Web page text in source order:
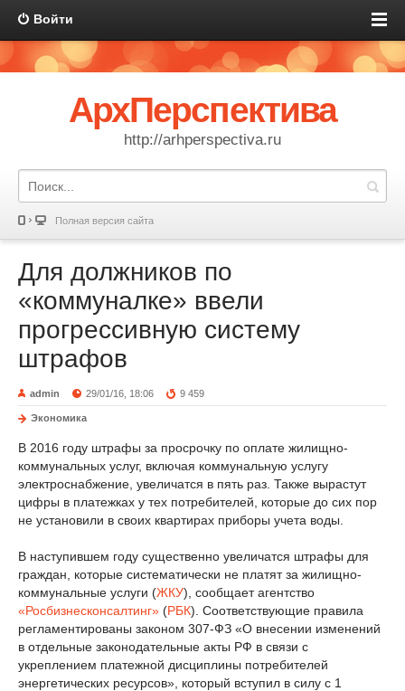
Войти
АрхПерспектива
http://arhperspectiva.ru
Полная версия сайта
Для должников по
«коммуналке» ввели
прогрессивную систему
штрафов
admin 29/01/16, 18:06 9 459
Экономика
В 2016 году штрафы за просрочку по оплате жилищно-
коммунальных услуг, включая коммунальную услугу
электроснабжение, увеличатся в пять раз. Также вырастут
цифры в платежках у тех потребителей, которые до сих пор
не установили в своих квартирах приборы учета воды.
В наступившем году существенно увеличатся штрафы для
граждан, которые систематически не платят за жилищно-
коммунальные услуги (ЖКУ), сообщает агентство
«Росбизнесконсалтинг» (РБК). Соответствующие правила
регламентированы законом 307-ФЗ «О внесении изменений
в отдельные законодательные акты РФ в связи с
укреплением платежной дисциплины потребителей
энергетических ресурсов», который вступил в силу с 1